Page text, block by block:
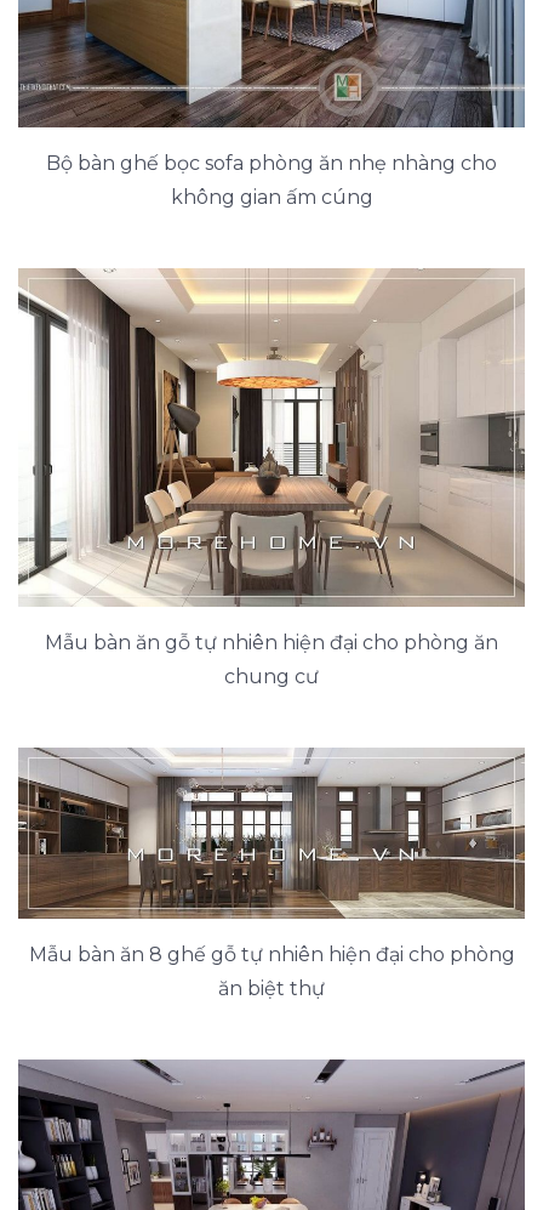
Bộ bàn ghế bọc sofa phòng ăn nhẹ nhàng cho
không gian ấm cúng
Mẫu bàn ăn gỗ tự nhiên hiện đại cho phòng ăn
chung cư
Mẫu bàn ăn 8 ghế gỗ tự nhiên hiện đại cho phòng
ăn biệt thự